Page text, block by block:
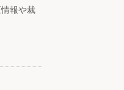
報や裁